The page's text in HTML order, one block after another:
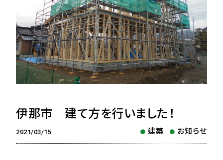
伊那市 建て方を行いました！
建築 お知らせ
2021/03/15